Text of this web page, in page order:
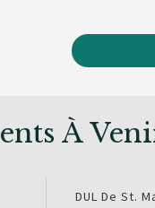
À
DUL De St.